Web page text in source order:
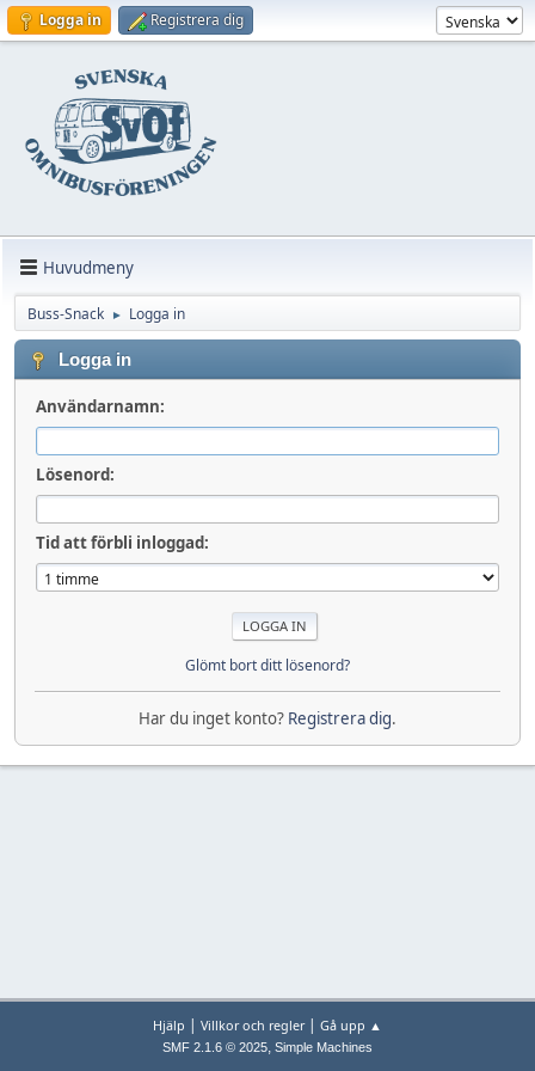
Logga in Registrera dig
Huvudmeny
Buss-Snack ► Logga in
Logga in
Användarnamn:
Lösenord:
Tid att förbli inloggad:
Glömt bort ditt lösenord?
Har du inget konto? Registrera dig.
Hjälp | Villkor och regler| Gå upp ▲
SMF 2.1.6 © 2025, Simple Machines